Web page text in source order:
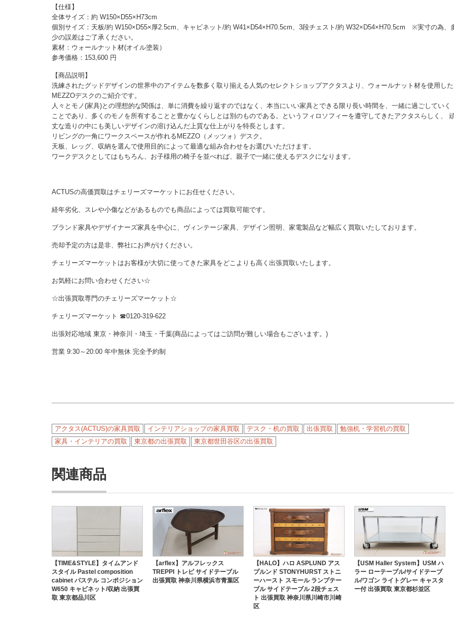
【仕様】
全体サイズ：約 W150×D55×H73cm
個別サイズ：天板/約 W150×D55×厚2.5cm、キャビネット/約 W41×D54×H70.5cm、3段チェスト/約 W32×D54×H70.5cm ※実寸の為、
少の誤差はご了承ください。
素材：ウォールナット材(オイル塗装）
参考価格：153,600 円
【商品説明】
洗練されたグッドデザインの世界中のアイテムを数多く取り揃える人気のセレクトショップアクタスより、ウォールナット材を使用した
MEZZOデスクのご紹介です。
人々とモノ(家具)との理想的な関係は、単に消費を繰り返すのではなく、本当にいい家具とできる限り長い時間を、一緒に過ごしていく
ことであり、多くのモノを所有することと豊かなくらしとは別のものである。というフィロソフィーを遵守してきたアクタスらしく、
丈な造りの中にも美しいデザインの溶け込んだ上質な仕上がりを特長とします。
リビングの一角にワークスペースが作れるMEZZO（メッツォ）デスク。
天板、レッグ、収納を選んで使用目的によって最適な組み合わせをお選びいただけます。
ワークデスクとしてはもちろん、お子様用の椅子を並べれば、親子で一緒に使えるデスクになります。
ACTUSの高価買取はチェリーズマーケットにお任せください。
経年劣化、スレや小傷などがあるものでも商品によっては買取可能です。
ブランド家具やデザイナーズ家具を中心に、ヴィンテージ家具、デザイン照明、家電製品など幅広く買取いたしております。
売却予定の方は是非、弊社にお声がけください。
チェリーズマーケットはお客様が大切に使ってきた家具をどこよりも高く出張買取いたします。
お気軽にお問い合わせください☆
☆出張買取専門のチェリーズマーケット☆
チェリーズマーケット ☎︎0120-319-622
出張対応地域 東京・神奈川・埼玉・千葉(商品によってはご訪問が難しい場合もございます。)
営業 9:30～20:00 年中無休 完全予約制
アクタス(ACTUS)の家具買取 インテリアショップの家具買取 デスク・机の買取 出張買取
勉強机・学習机の買取
家具・インテリアの買取
東京都の出張買取 東京都世田谷区の出張買取
関連商品
【TIME&STYLE】タイムアンド
スタイル Pastel composition
cabinet パステル コンポジション
W650 キャビネット/収納 出張買
取 東京都品川区
【arflex】アルフレックス
TREPPI トレピ サイドテーブル
出張買取 神奈川県横浜市青葉区
【HALO】ハロ ASPLUND アス
プルンド STONYHURST ストニ
ーハースト スモール ランプテー
ブル サイドテーブル 2段チェス
ト 出張買取 神奈川県川崎市川崎
区
【USM Haller System】USM ハ
ラー ローテーブル/サイドテーブ
ル/ワゴン ライトグレー キャスタ
ー付 出張買取 東京都杉並区